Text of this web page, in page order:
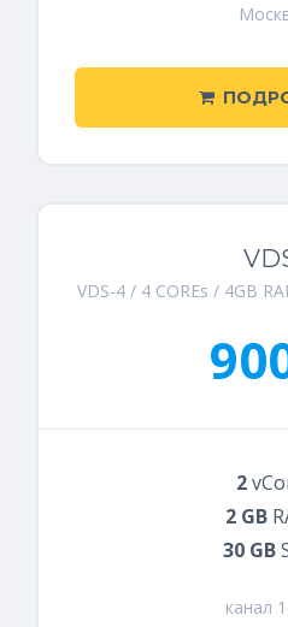
VDS-4 / 4 COREs / 4GB
2
2 GB
30 GB
канал